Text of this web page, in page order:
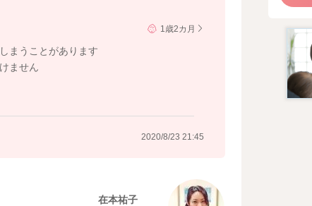
1歳2カ月
まうことがあります
ません
2020/8/23 21:45
在本祐子